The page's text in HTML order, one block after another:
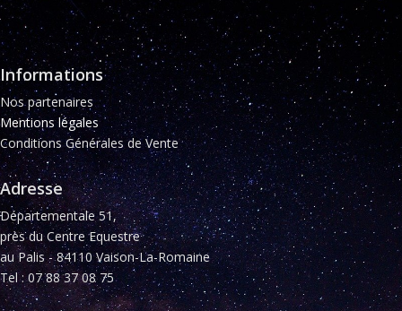
Informations
Nos partenaires
Mentions légales
Conditions Générales de Vente
Adresse
Départementale 51,
près du Centre Equestre
au Palis - 84110 Vaison-La-Romaine
Tel : 07 88 37 08 75